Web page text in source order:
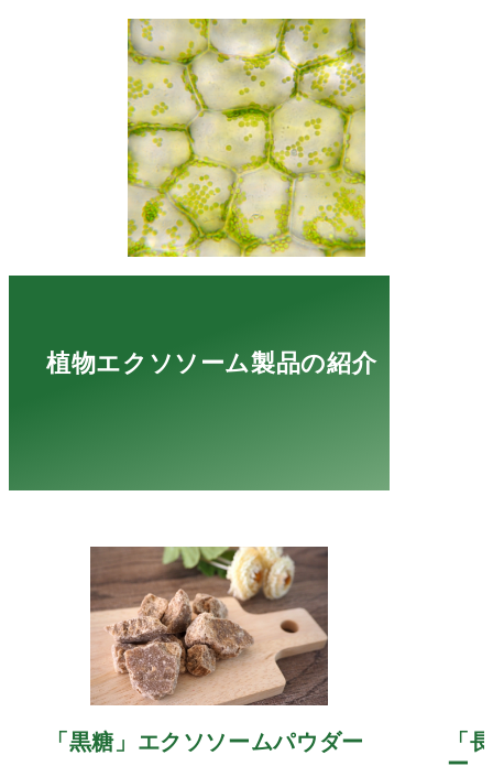
植物エクソソーム製品の紹介
「黒糖」エクソソームパウダー
「